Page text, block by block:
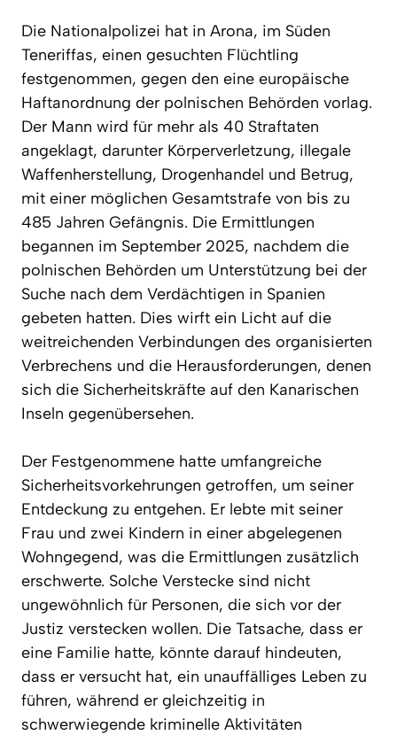
Die Nationalpolizei hat in Arona, im Süden
Teneriffas, einen gesuchten Flüchtling
festgenommen, gegen den eine europäische
Haftanordnung der polnischen Behörden vorlag.
Der Mann wird für mehr als 40 Straftaten
angeklagt, darunter Körperverletzung, illegale
Waffenherstellung, Drogenhandel und Betrug,
mit einer möglichen Gesamtstrafe von bis zu
485 Jahren Gefängnis. Die Ermittlungen
begannen im September 2025, nachdem die
polnischen Behörden um Unterstützung bei der
Suche nach dem Verdächtigen in Spanien
gebeten hatten. Dies wirft ein Licht auf die
weitreichenden Verbindungen des organisierten
Verbrechens und die Herausforderungen, denen
sich die Sicherheitskräfte auf den Kanarischen
Inseln gegenübersehen.
Der Festgenommene hatte umfangreiche
Sicherheitsvorkehrungen getroffen, um seiner
Entdeckung zu entgehen. Er lebte mit seiner
Frau und zwei Kindern in einer abgelegenen
Wohngegend, was die Ermittlungen zusätzlich
erschwerte. Solche Verstecke sind nicht
ungewöhnlich für Personen, die sich vor der
Justiz verstecken wollen. Die Tatsache, dass er
eine Familie hatte, könnte darauf hindeuten,
dass er versucht hat, ein unauffälliges Leben zu
führen, während er gleichzeitig in
schwerwiegende kriminelle Aktivitäten